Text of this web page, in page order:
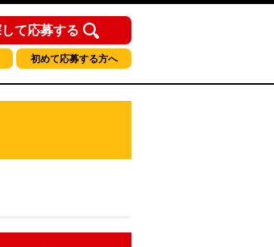
て応募する
初めて応募する方へ